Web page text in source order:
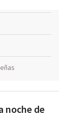
noche de